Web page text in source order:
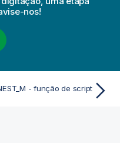
nos!
- função de script